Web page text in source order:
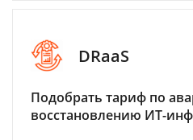
DRaaS
Подобрать тариф по
восстановлению ИТ-